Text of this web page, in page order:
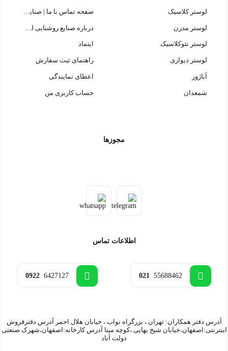
لوستر کلاسیک
لوستر مدرن
لوستر نئوکلاسیک
لوستر دیواری
آباژور
شمعدان
اینماد
راهنمای ثبت سفارش
اعطای نمایندگی
حساب کاربری من
مجوزها
اطلاعات تماس
021 55688462
0922 6427127
آدرس دفتر همکاران: تهران ، بزرگراه نواب ، خیابان هلال احمر آدرس دفترفروش
اینترنتی:اصفهان،خیابان شیخ بهایی ،کوچه مینا آدرس کارخانه:اصفهان،شهرک صنعتی
دولت آباد